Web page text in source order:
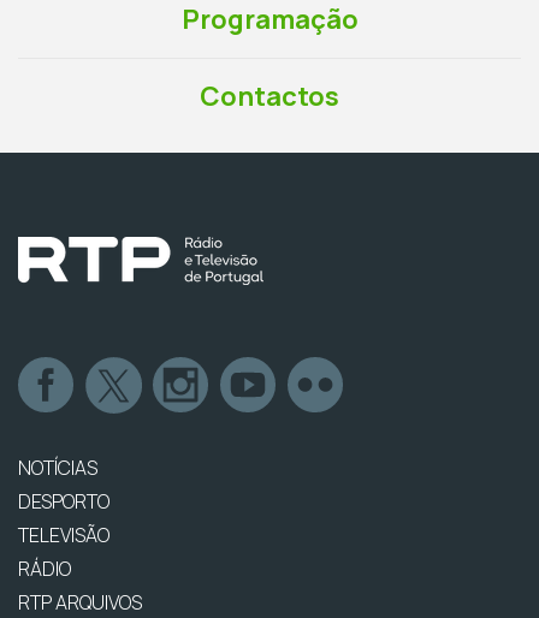
Programação
Contactos
NOTÍCIAS
DESPORTO
TELEVISÃO
RÁDIO
RTP ARQUIVOS